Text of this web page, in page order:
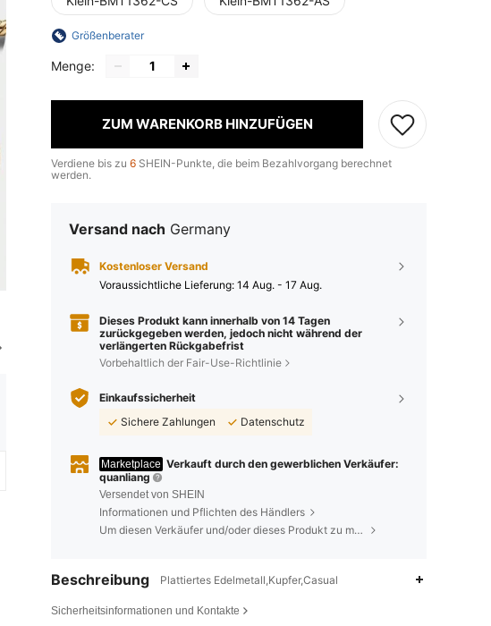
Größenberater
Menge:
ZUM WARENKORB HINZUFÜGEN
Verdiene bis zu 6 SHEIN-Punkte, die beim Bezahlvorgang berechnet
werden.
Versand nach Germany
Kostenloser Versand
Voraussichtliche Lieferung: 14 Aug. - 17 Aug.
Dieses Produkt kann innerhalb von 14 Tagen
zurückgegeben werden, jedoch nicht während der
verlängerten Rückgabefrist
Vorbehaltlich der Fair-Use-Richtlinie
Einkaufssicherheit
Sichere Zahlungen
Datenschutz
Marketplace Verkauft durch den gewerblichen Verkäufer:
quanliang
Versendet von SHEIN
Informationen und Pflichten des Händlers
Um diesen Verkäufer und/oder dieses Produkt zu melden
Beschreibung Plattiertes Edelmetall,Kupfer,Casual
Sicherheitsinformationen und Kontakte